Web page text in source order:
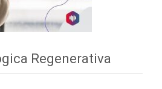
Regenerativa